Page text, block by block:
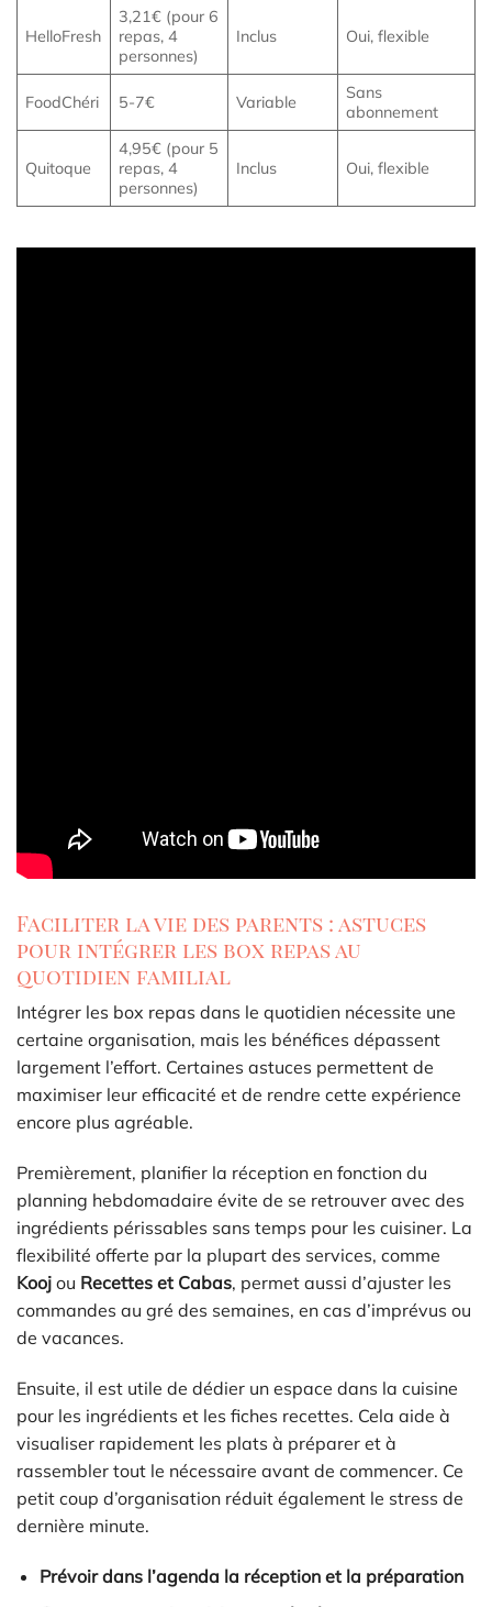
HelloFresh
3,21€ (pour 6
repas, 4
personnes)
Inclus Oui, flexible
FoodChéri 5-7€ Variable
Sans
abonnement
Quitoque
4,95€ (pour 5
repas, 4
personnes)
Inclus Oui, flexible
Faciliter la vie des parents : astuces
pour intégrer les box repas au
quotidien familial
Intégrer les box repas dans le quotidien nécessite une
certaine organisation, mais les bénéfices dépassent
largement l’effort. Certaines astuces permettent de
maximiser leur efficacité et de rendre cette expérience
encore plus agréable.
Premièrement, planifier la réception en fonction du
planning hebdomadaire évite de se retrouver avec des
ingrédients périssables sans temps pour les cuisiner. La
flexibilité offerte par la plupart des services, comme
Kooj ou Recettes et Cabas, permet aussi d’ajuster les
commandes au gré des semaines, en cas d’imprévus ou
de vacances.
Ensuite, il est utile de dédier un espace dans la cuisine
pour les ingrédients et les fiches recettes. Cela aide à
visualiser rapidement les plats à préparer et à
rassembler tout le nécessaire avant de commencer. Ce
petit coup d’organisation réduit également le stress de
dernière minute.
Prévoir dans l’agenda la réception et la préparation